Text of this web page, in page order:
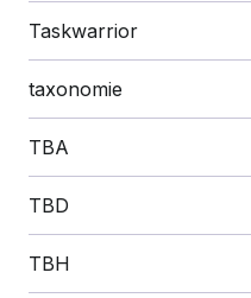
Taskwarrior
taxonomie
TBA
TBD
TBH